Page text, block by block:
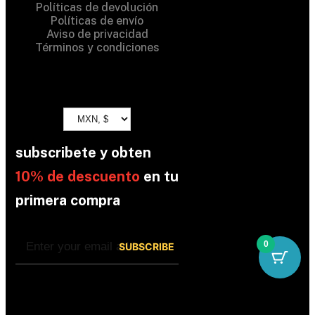
Políticas de devolución
Políticas de envío
Aviso de privacidad
Términos y condiciones
subscribete y obten
10% de descuento en tu
primera compra
0